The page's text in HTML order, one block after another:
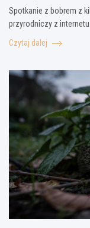
Spotkanie z bobrem z
przyrodniczy z
Czytaj dalej